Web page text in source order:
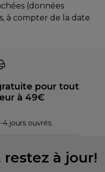
(données
à compter de la date
pour tout
à 49€
4 jours ouvrés
restez à jour!